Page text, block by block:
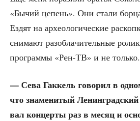
«Бычий цепень». Они ста­ли
Ездят на архео­ло­ги­че­ские
сни­ма­ют раз­об­ла­чи­тель­ные
про­грам­мы «Рен-ТВ» и не только.
— Сева Гак­кель гово­рил в
что зна­ме­ни­тый
вал кон­цер­ты раз в месяц и